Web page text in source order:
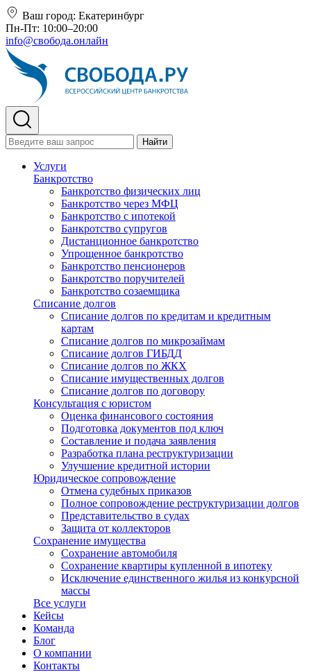
Ваш город: Екатеринбург
Пн-Пт: 10:00–20:00
info@свобода.онлайн
Найти
Услуги
Банкротство
Банкротство физических лиц
Банкротство через МФЦ
Банкротство с ипотекой
Банкротство супругов
Дистанционное банкротство
Упрощенное банкротство
Банкротство пенсионеров
Банкротство поручителей
Банкротство созаемщика
Списание долгов
Списание долгов по кредитам и кредитным
картам
Списание долгов по микрозаймам
Списание долгов ГИБДД
Списание долгов по ЖКХ
Списание имущественных долгов
Списание долгов по договору
Консультация с юристом
Оценка финансового состояния
Подготовка документов под ключ
Составление и подача заявления
Разработка плана реструктуризации
Улучшение кредитной истории
Юридическое сопровождение
Отмена судебных приказов
Полное сопровождение реструктуризации долгов
Представительство в судах
Защита от коллекторов
Сохранение имущества
Сохранение автомобиля
Сохранение квартиры купленной в ипотеку
Исключение единственного жилья из конкурсной
массы
Все услуги
Кейсы
Команда
Блог
О компании
Контакты